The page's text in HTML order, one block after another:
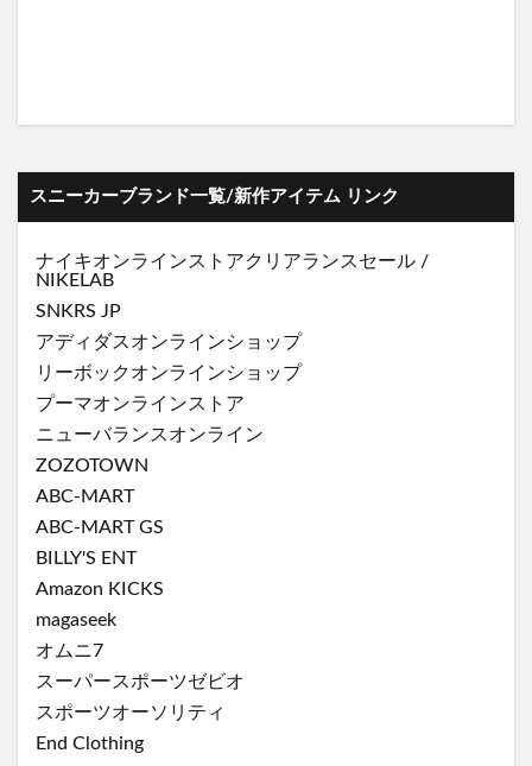
スニーカーブランド一覧/新作アイテム リンク
ナイキオンラインストアクリアランスセール /
NIKELAB
SNKRS JP
アディダスオンラインショップ
リーボックオンラインショップ
プーマオンラインストア
ニューバランスオンライン
ZOZOTOWN
ABC-MART
ABC-MART GS
BILLY'S ENT
Amazon KICKS
magaseek
オムニ7
スーパースポーツゼビオ
スポーツオーソリティ
End Clothing